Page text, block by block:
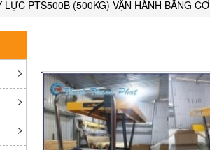
LỰC PTS500B (500KG) VẬN HÀNH BẰNG CƠ